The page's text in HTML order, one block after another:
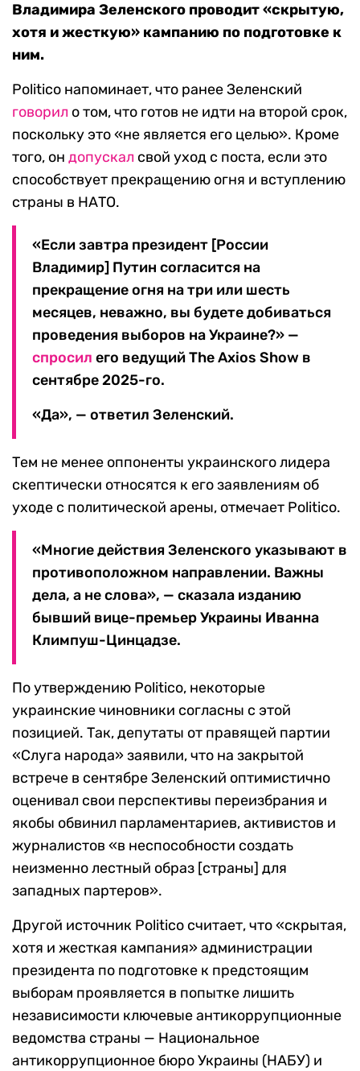
Владимира Зеленского проводит «скрытую,
хотя и жесткую» кампанию по подготовке к
ним.
Politico напоминает, что ранее Зеленский
говорил о том, что готов не идти на второй срок,
поскольку это «не является его целью». Кроме
того, он допускал свой уход с поста, если это
способствует прекращению огня и вступлению
страны в НАТО.
«Если завтра президент [России
Владимир] Путин согласится на
прекращение огня на три или шесть
месяцев, неважно, вы будете добиваться
проведения выборов на Украине?» —
спросил его ведущий The Axios Show в
сентябре 2025-го.
«Да», — ответил Зеленский.
Тем не менее оппоненты украинского лидера
скептически относятся к его заявлениям об
уходе с политической арены, отмечает Politico.
«Многие действия Зеленского указывают в
противоположном направлении. Важны
дела, а не слова», — сказала изданию
бывший вице-премьер Украины Иванна
Климпуш-Цинцадзе.
По утверждению Politico, некоторые
украинские чиновники согласны с этой
позицией. Так, депутаты от правящей партии
«Слуга народа» заявили, что на закрытой
встрече в сентябре Зеленский оптимистично
оценивал свои перспективы переизбрания и
якобы обвинил парламентариев, активистов и
журналистов «в неспособности создать
неизменно лестный образ [страны] для
западных партеров».
Другой источник Politico считает, что «скрытая,
хотя и жесткая кампания» администрации
президента по подготовке к предстоящим
выборам проявляется в попытке лишить
независимости ключевые антикоррупционные
ведомства страны — Национальное
антикоррупционное бюро Украины (НАБУ) и